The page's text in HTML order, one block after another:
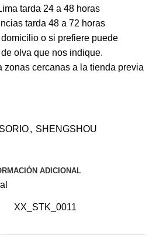
tarda 24 a 48 horas
tarda 48 a 72 horas
o si prefiere puede
olva que nos indique.
zonas cercanas a la tienda previa
, SHENGSHOU
ADICIONAL
XX_STK_0011